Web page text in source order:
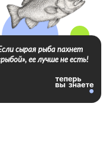
сырая рыба пахнет
ее лучше не есть!